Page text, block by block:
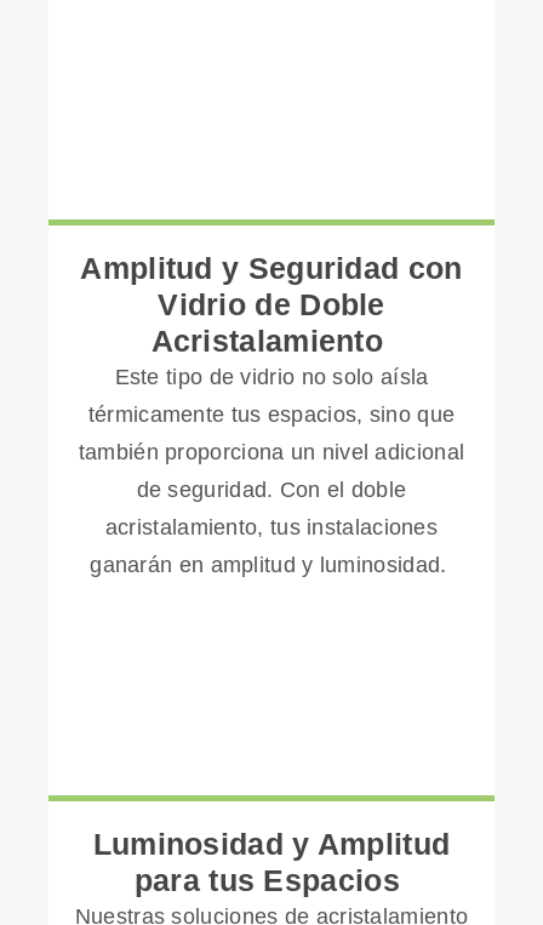
Amplitud y Seguridad con
Vidrio de Doble
Acristalamiento
Este tipo de vidrio no solo aísla
térmicamente tus espacios, sino que
también proporciona un nivel adicional
de seguridad. Con el doble
acristalamiento, tus instalaciones
ganarán en amplitud y luminosidad.
Luminosidad y Amplitud
para tus Espacios
Nuestras soluciones de acristalamiento